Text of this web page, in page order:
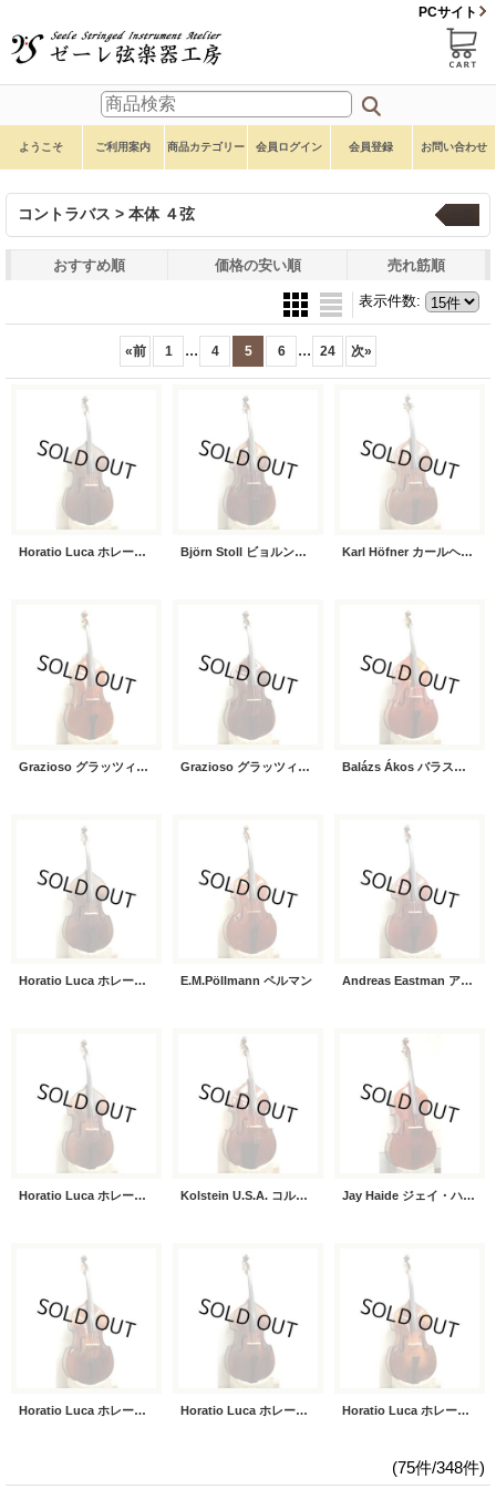
PCサイト
ようこそ ご利用案内 商品カテゴリー 会員ログイン 会員登録 お問い合わせ
コントラバス > 本体 ４弦
おすすめ順 価格の安い順 売れ筋順
表示件数:
«前 1 ... 4 5 6 ... 24 次»
Horatio Luca ホレーショ・ルカ Björn Stoll ビョルン・ストール Karl Höfner カールヘフナー
Grazioso グラッツィオーゾ Grazioso グラッツィオーゾ Balázs Ákos バラス・アコス
Horatio Luca ホレーショ・ルカ E.M.Pöllmann ペルマン Andreas Eastman アンドレア・イーストマン
Horatio Luca ホレーショ・ルカ Kolstein U.S.A. コルスタイン Jay Haide ジェイ・ハイダ
Horatio Luca ホレーショ・ルカ Horatio Luca ホレーショ・ルカ Horatio Luca ホレーショ・ルカ
(75件/348件)